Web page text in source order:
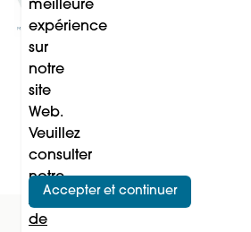
meilleure
expérience
sur
notre
site
Web.
Veuillez
consulter
notre
Politique
de
Accepter et continuer